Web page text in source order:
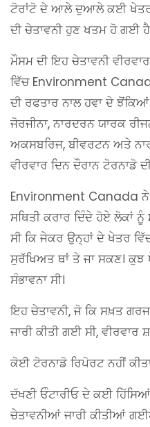
ਟੋਰਾਂਟੋ ਦੇ ਆਲੇ ਦੁਆਲੇ ਕਈ ਖੇਤਰਾਂ
ਦੀ ਚੇਤਾਵਨੀ ਹੁਣ ਖਤਮ ਹੋ ਗਈ
ਮੌਸਮ ਦੀ ਇਹ ਚੇਤਾਵਨੀ
ਵਿੱਚ Environment
ਦੀ ਰਫਤਾਰ ਨਾਲ ਹਵਾ ਦੇ
ਜੋਰਜੀਨਾ, ਨਾਰਦਰਨ ਯਾਰਕ
ਅਕਸਬਰਿਜ, ਬੀਵਰਟਨ ਅਤੇ
ਵੀਰਵਾਰ ਦਿਨ ਦੌਰਾਨ ਟੋਰਨਾਡੋ
Environment Canada ਨੇ
ਸਥਿਤੀ ਕਰਾਰ ਦਿੰਦੇ ਹੋਏ ਲੋਕਾਂ ਨੂੰ
ਸੀ ਕਿ ਜੇਕਰ ਉਨ੍ਹਾਂ ਦੇ ਖੇਤਰ
ਸੁਰੱਖਿਅਤ ਥਾਂ ਤੇ ਜਾ ਸਕਣ। ਕੁਝ
ਸੰਭਾਵਨਾ ਸੀ।
ਇਹ ਚੇਤਾਵਨੀ, ਜੋ ਕਿ ਸਖ਼ਤ
ਜਾਰੀ ਕੀਤੀ ਗਈ ਸੀ,
ਕੋਈ ਟੋਰਨਾਡੋ ਰਿਪੋਰਟ ਨਹੀਂ
ਦੱਖਣੀ ਓੰਟਾਰੀਓ ਦੇ ਕਈ
ਚੇਤਾਵਨੀਆਂ ਜਾਰੀ ਕੀਤੀਆਂ